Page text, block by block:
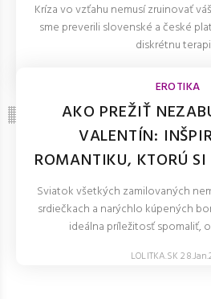
Kríza vo vzťahu nemusí zruinovať
sme preverili slovenské a české
diskrétnu
EROTIKA
AKO PREŽIŤ
VALENTÍN:
ROMANTIKU, KTORÚ
Sviatok všetkých zamilovaných
srdiečkach a narýchlo kúpených
ideálna príležitosť spomaliť,
LOLITKA.SK